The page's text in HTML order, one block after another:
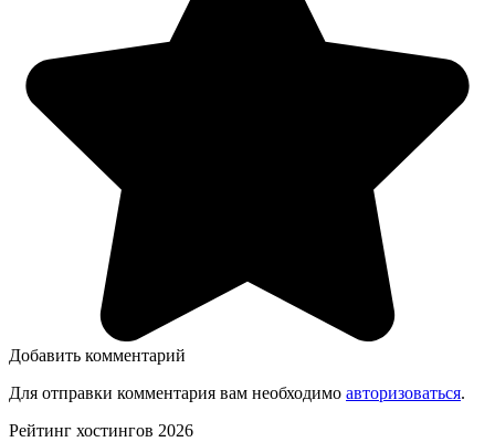
Добавить комментарий
Для отправки комментария вам необходимо авторизоваться.
Рейтинг хостингов 2026